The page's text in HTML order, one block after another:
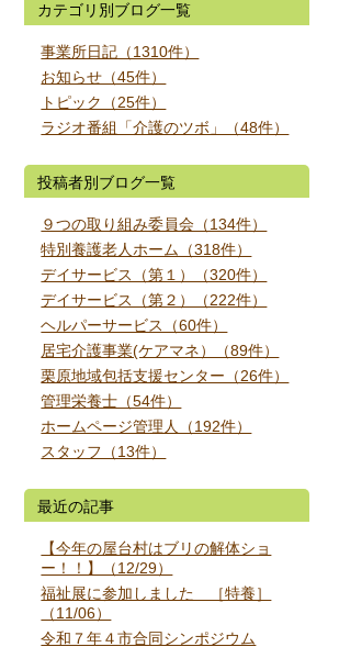
カテゴリ別ブログ一覧
事業所日記（1310件）
お知らせ（45件）
トピック（25件）
ラジオ番組「介護のツボ」（48件）
投稿者別ブログ一覧
９つの取り組み委員会（134件）
特別養護老人ホーム（318件）
デイサービス（第１）（320件）
デイサービス（第２）（222件）
ヘルパーサービス（60件）
居宅介護事業(ケアマネ）（89件）
栗原地域包括支援センター（26件）
管理栄養士（54件）
ホームページ管理人（192件）
スタッフ（13件）
最近の記事
【今年の屋台村はブリの解体ショ
ー！！】（12/29）
福祉展に参加しました ［特養］
（11/06）
令和７年４市合同シンポジウム